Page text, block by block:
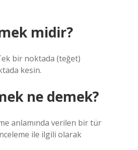
midir?
bir noktada (teğet)
kesin.
ne demek?
anlamında verilen bir tür
ile ilgili olarak